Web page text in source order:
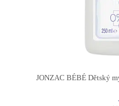
JONZAC BÉBÉ Dětský